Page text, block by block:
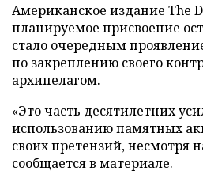
Американское издание The
планируемое присвоение
стало очередным
по закреплению своего
архипелагом.
«Это часть десятилетних
использованию памятных
своих претензий, несмотря
сообщается в материале.